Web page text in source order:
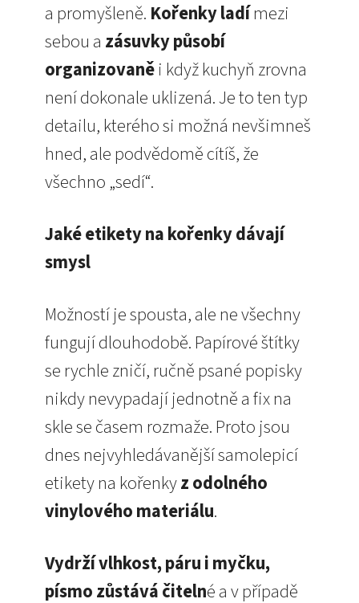
a promyšleně. Kořenky ladímezi
sebou a zásuvky působí
organizovaněi když kuchyň zrovna
není dokonale uklizená. Je to ten typ
detailu, kterého si možná nevšimneš
hned, ale podvědomě cítíš, že
všechno „sedí“.
Jaké etikety na kořenky dávají
smysl
Možností je spousta, ale ne všechny
fungují dlouhodobě. Papírové štítky
se rychle zničí, ručně psané popisky
nikdy nevypadají jednotně a fix na
skle se časem rozmaže. Proto jsou
dnes nejvyhledávanější samolepicí
etikety na kořenkyz odolného
vinylového materiálu.
Vydrží vlhkost, páru i myčku,
písmo zůstává čitelné a v případě